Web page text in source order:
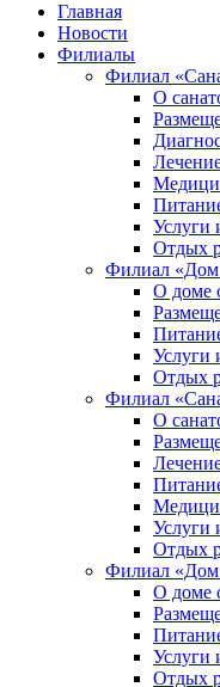
Главная
Новости
Филиалы
Филиал
О
Услуги
Отдых
Филиал «Дом
О доме
Услуги
Отдых
Филиал
О
Услуги
Отдых
Филиал «Дом
О доме
Услуги
Отдых